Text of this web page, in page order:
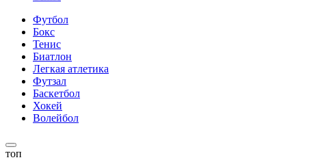
Футбол
Бокс
Тенис
Биатлон
Легкая атлетика
Футзал
Баскетбол
Хокей
Волейбол
топ